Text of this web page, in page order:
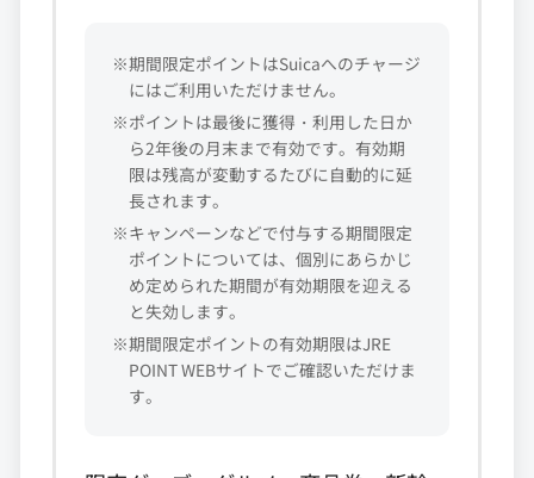
※期間限定ポイントはSuicaへのチャージ
にはご利用いただけません。
※ポイントは最後に獲得・利用した日か
ら2年後の月末まで有効です。有効期
限は残高が変動するたびに自動的に延
長されます。
※キャンペーンなどで付与する期間限定
ポイントについては、個別にあらかじ
め定められた期間が有効期限を迎える
と失効します。
※期間限定ポイントの有効期限はJRE
POINT WEBサイトでご確認いただけま
す。